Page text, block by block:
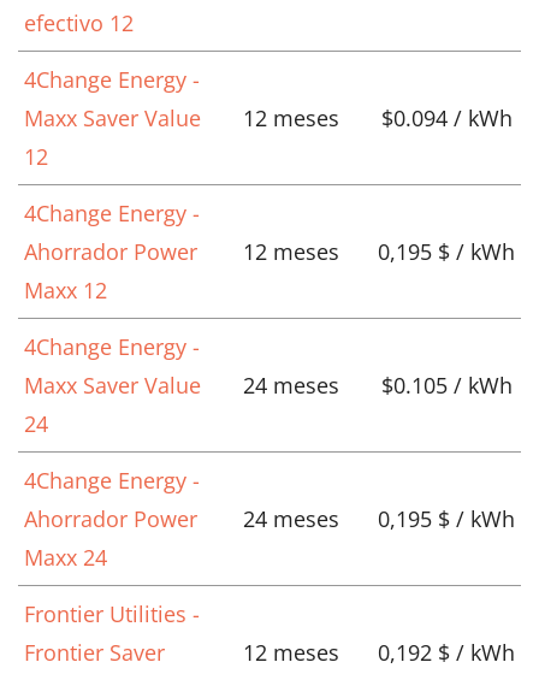
efectivo 12
4Change Energy -
Maxx Saver Value
12
12 meses $0.094 / kWh
4Change Energy -
Ahorrador Power
Maxx 12
12 meses 0,195 $ / kWh
4Change Energy -
Maxx Saver Value
24
24 meses $0.105 / kWh
4Change Energy -
Ahorrador Power
Maxx 24
24 meses 0,195 $ / kWh
Frontier Utilities -
Frontier Saver
12 meses 0,192 $ / kWh